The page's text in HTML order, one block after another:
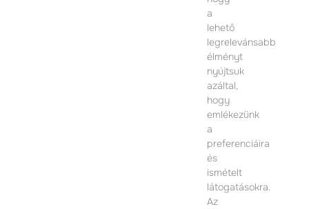
TOVÁBBI INFORMÁCIÓÉRT KÉRJÜK VEGYE FEL
VELÜNK A KAPCSOLATOT
a
lehető
legrelevánsabb
élményt
nyújtsuk
azáltal,
hogy
emlékezünk
a
preferenciáira
és
ismételt
látogatásokra.
Az